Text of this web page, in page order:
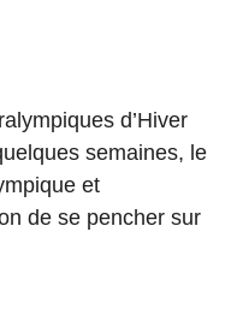
d’Hiver
semaines, le
et
de se pencher sur